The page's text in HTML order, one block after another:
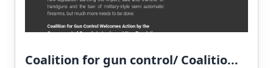
Coalition for gun control/ Coalitio...